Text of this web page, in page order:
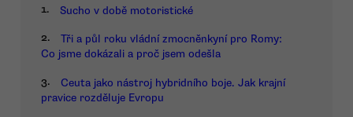
1. Sucho v době motoristické
2.
Tři a půl roku vládní zmocněnkyní pro Romy:
Co jsme dokázali a proč jsem odešla
3.
Ceuta jako nástroj hybridního boje. Jak krajní
pravice rozděluje Evropu